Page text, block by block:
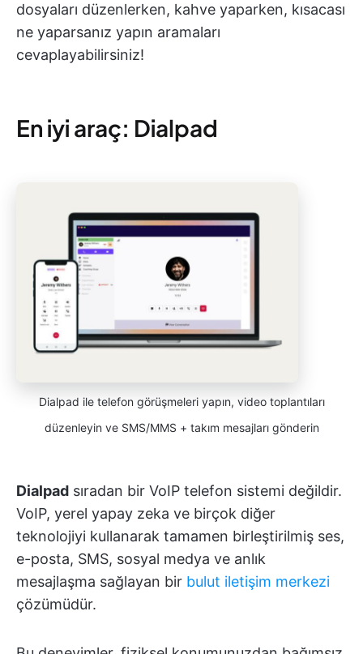
dosyaları düzenlerken, kahve yaparken, kısacası
ne yaparsanız yapın aramaları
cevaplayabilirsiniz!
En iyi araç: Dialpad
Dialpad ile telefon görüşmeleri yapın, video toplantıları
düzenleyin ve SMS/MMS + takım mesajları gönderin
Dialpad sıradan bir VoIP telefon sistemi değildir.
VoIP, yerel yapay zeka ve birçok diğer
teknolojiyi kullanarak tamamen birleştirilmiş ses,
e-posta, SMS, sosyal medya ve anlık
mesajlaşma sağlayan bir bulut iletişim merkezi
çözümüdür.